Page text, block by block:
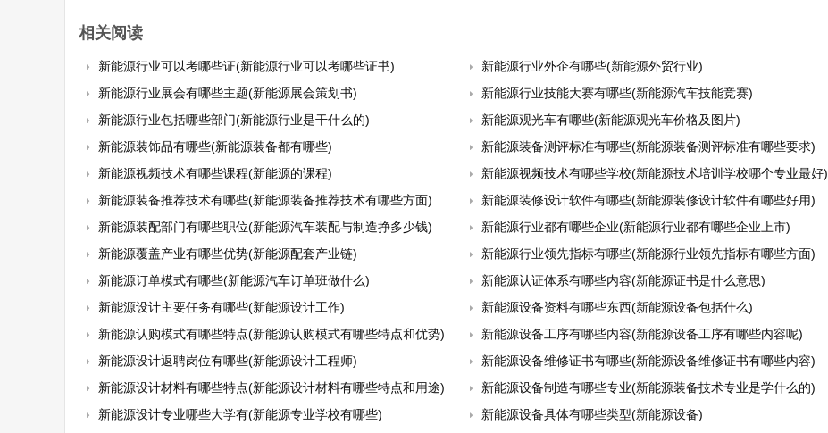
相关阅读
新能源行业可以考哪些证(新能源行业可以考哪些证书)
新能源行业外企有哪些(新能源外贸行业)
新能源行业展会有哪些主题(新能源展会策划书)
新能源行业技能大赛有哪些(新能源汽车技能竞赛)
新能源行业包括哪些部门(新能源行业是干什么的)
新能源观光车有哪些(新能源观光车价格及图片)
新能源装饰品有哪些(新能源装备都有哪些)
新能源装备测评标准有哪些(新能源装备测评标准有哪些要求)
新能源视频技术有哪些课程(新能源的课程)
新能源视频技术有哪些学校(新能源技术培训学校哪个专业最好)
新能源装备推荐技术有哪些(新能源装备推荐技术有哪些方面)
新能源装修设计软件有哪些(新能源装修设计软件有哪些好用)
新能源装配部门有哪些职位(新能源汽车装配与制造挣多少钱)
新能源行业都有哪些企业(新能源行业都有哪些企业上市)
新能源覆盖产业有哪些优势(新能源配套产业链)
新能源行业领先指标有哪些(新能源行业领先指标有哪些方面)
新能源订单模式有哪些(新能源汽车订单班做什么)
新能源认证体系有哪些内容(新能源证书是什么意思)
新能源设计主要任务有哪些(新能源设计工作)
新能源设备资料有哪些东西(新能源设备包括什么)
新能源认购模式有哪些特点(新能源认购模式有哪些特点和优势)
新能源设备工序有哪些内容(新能源设备工序有哪些内容呢)
新能源设计返聘岗位有哪些(新能源设计工程师)
新能源设备维修证书有哪些(新能源设备维修证书有哪些内容)
新能源设计材料有哪些特点(新能源设计材料有哪些特点和用途)
新能源设备制造有哪些专业(新能源装备技术专业是学什么的)
新能源设计专业哪些大学有(新能源专业学校有哪些)
新能源设备具体有哪些类型(新能源设备)